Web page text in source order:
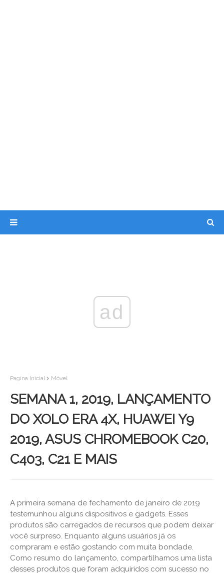
ad
Pagina Inicial Móvel
SEMANA 1, 2019, LANÇAMENTO
DO XOLO ERA 4X, HUAWEI Y9
2019, ASUS CHROMEBOOK C20,
C403, C21 E MAIS
A primeira semana de fechamento de janeiro de 2019
testemunhou alguns dispositivos e gadgets. Esses
produtos são carregados de recursos que podem deixar
você surpreso. Enquanto alguns usuários já os
compraram e estão gostando com muita bondade.
Como resumo do lançamento, compartilhamos uma lista
desses produtos que foram adquiridos com sucesso no